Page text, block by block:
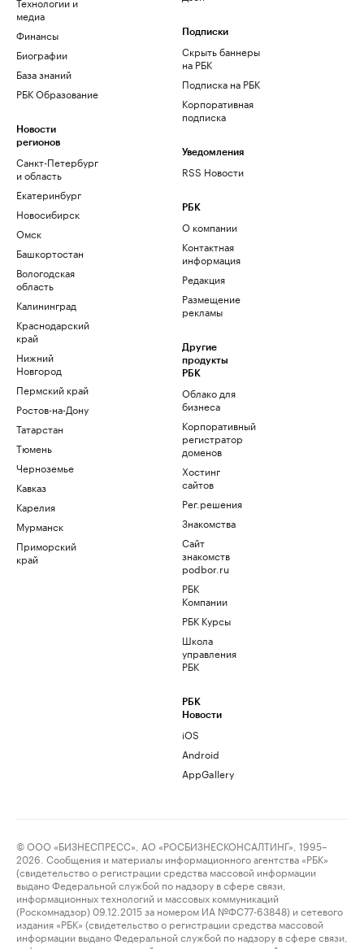
медиа
Финансы
Биографии
База знаний
РБК Образование
Новости
регионов
Санкт-Петербург
и область
Екатеринбург
Новосибирск
Омск
Башкортостан
Вологодская
область
Калининград
Краснодарский
край
Нижний
Новгород
Пермский край
Ростов-на-Дону
Татарстан
Тюмень
Черноземье
Кавказ
Карелия
Мурманск
Приморский
край
Подписки
Скрыть баннеры
на РБК
Подписка на РБК
Корпоративная
подписка
Уведомления
RSS Новости
РБК
О компании
Контактная
информация
Редакция
Размещение
рекламы
Другие
продукты
РБК
Облако для
бизнеса
Корпоративный
регистратор
доменов
Хостинг
сайтов
Рег.решения
Знакомства
Сайт
знакомств
podbor.ru
РБК
Компании
РБК Курсы
Школа
управления
РБК
РБК
Новости
iOS
Android
AppGallery
© ООО «БИЗНЕСПРЕСС», АО «РОСБИЗНЕСКОНСАЛТИНГ», 1995–
2026. Сообщения и материалы информационного агентства «РБК»
(свидетельство о регистрации средства массовой информации
выдано Федеральной службой по надзору в сфере связи,
информационных технологий и массовых коммуникаций
(Роскомнадзор) 09.12.2015 за номером ИА №ФС77-63848) и сетевого
издания «РБК» (свидетельство о регистрации средства массовой
информации выдано Федеральной службой по надзору в сфере связи,